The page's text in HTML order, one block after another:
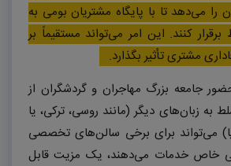
را می‌دهد تا با پایگاه مشتریان بومی به
کنند. این امر می‌تواند مستقیماً بر
مشتری تأثیر بگذارد.
جامعه بزرگ مهاجران و گردشگران از
زبان‌های دیگر (مانند روسی، ترکی، یا
می‌تواند برای برخی سالن‌های تخصصی
خاص خدمات می‌دهند، یک مزیت قابل